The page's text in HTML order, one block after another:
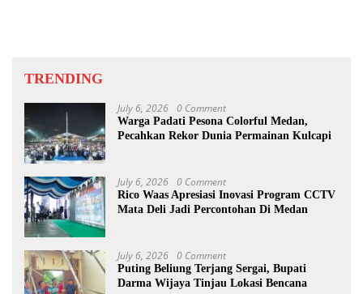
TRENDING
July 6, 2026 0 Comment
Warga Padati Pesona Colorful Medan,
Pecahkan Rekor Dunia Permainan Kulcapi
July 6, 2026 0 Comment
Rico Waas Apresiasi Inovasi Program CCTV
Mata Deli Jadi Percontohan Di Medan
July 6, 2026 0 Comment
Puting Beliung Terjang Sergai, Bupati
Darma Wijaya Tinjau Lokasi Bencana